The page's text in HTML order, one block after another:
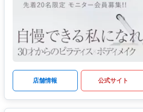
店舗情報 公式サイト